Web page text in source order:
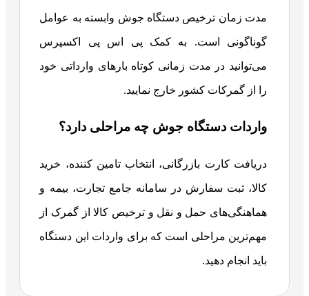
مدت زمان ترخیص دستگاه جوش وابسته به عوامل
گوناگونی است. به کمک پی اس پی اکسپرس
می‌توانید در مدت زمانی کوتاه بارهای وارداتی خود
را از گمرکات کشور خارج نمایید.
واردات دستگاه جوش چه مراحلی دارد؟
دریافت کارت بازرگانی، انتخاب تامین کننده، خرید
کالا، ثبت سفارش در سامانه جامع تجارت، بیمه و
هماهنگی‌های حمل و نقل و ترخیص کالا از گمرک از
مهم‌ترین مراحلی است که برای واردات این دستگاه‌
باید انجام دهید.